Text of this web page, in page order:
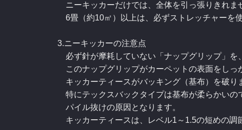
ニーキッカーだけでは、全体を引っ張りきれま
6畳（約10㎡）以上は、必ずストレッチャーを
3.ニーキッカーの注意点
必ず針が摩耗していない「ナップグリップ」を
このナップグリップがカーペットの表面をしっ
キッカーティースがバッキング（基布）を破り
特にテックスバックタイプは基布が柔らかいの
パイル抜けの原因となります。
キッカーティースは、レベル1～1.5の短めの調